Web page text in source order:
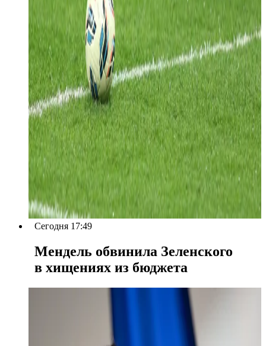
Сегодня 17:49
Мендель обвинила Зеленского
в хищениях из бюджета